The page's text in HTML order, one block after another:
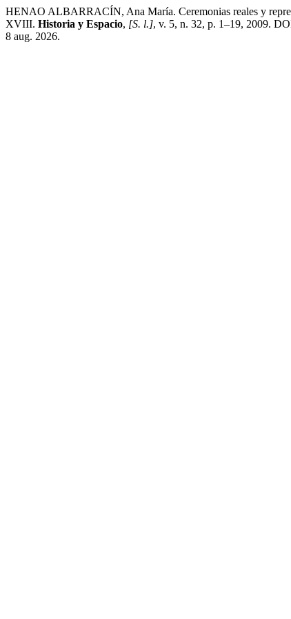
HENAO ALBARRACÍN, Ana María. Ceremonias reales y
XVIII. Historia y Espacio, [S. l.], v. 5, n. 32, p. 1–19, 2009.
8 aug. 2026.